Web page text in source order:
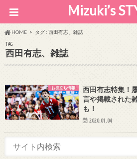
Mizuki’s
HOME タグ : 西田有志、雑誌
TAG
西田有志、雑誌
お役立ち情報
西田有志特集！
言や掲載された
も！
2020.01.04